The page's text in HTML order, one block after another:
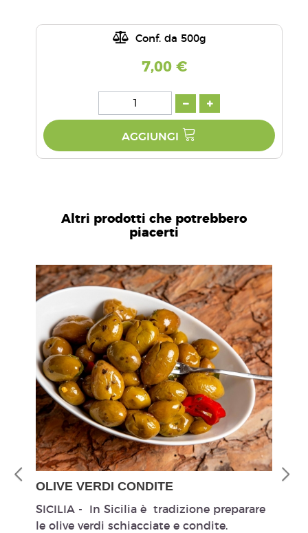
Conf. da 500g
7,00 €
AGGIUNGI
Altri prodotti che potrebbero
piacerti
OLIVE VERDI CONDITE
SICILIA - In Sicilia è tradizione preparare
le olive verdi schiacciate e condite.